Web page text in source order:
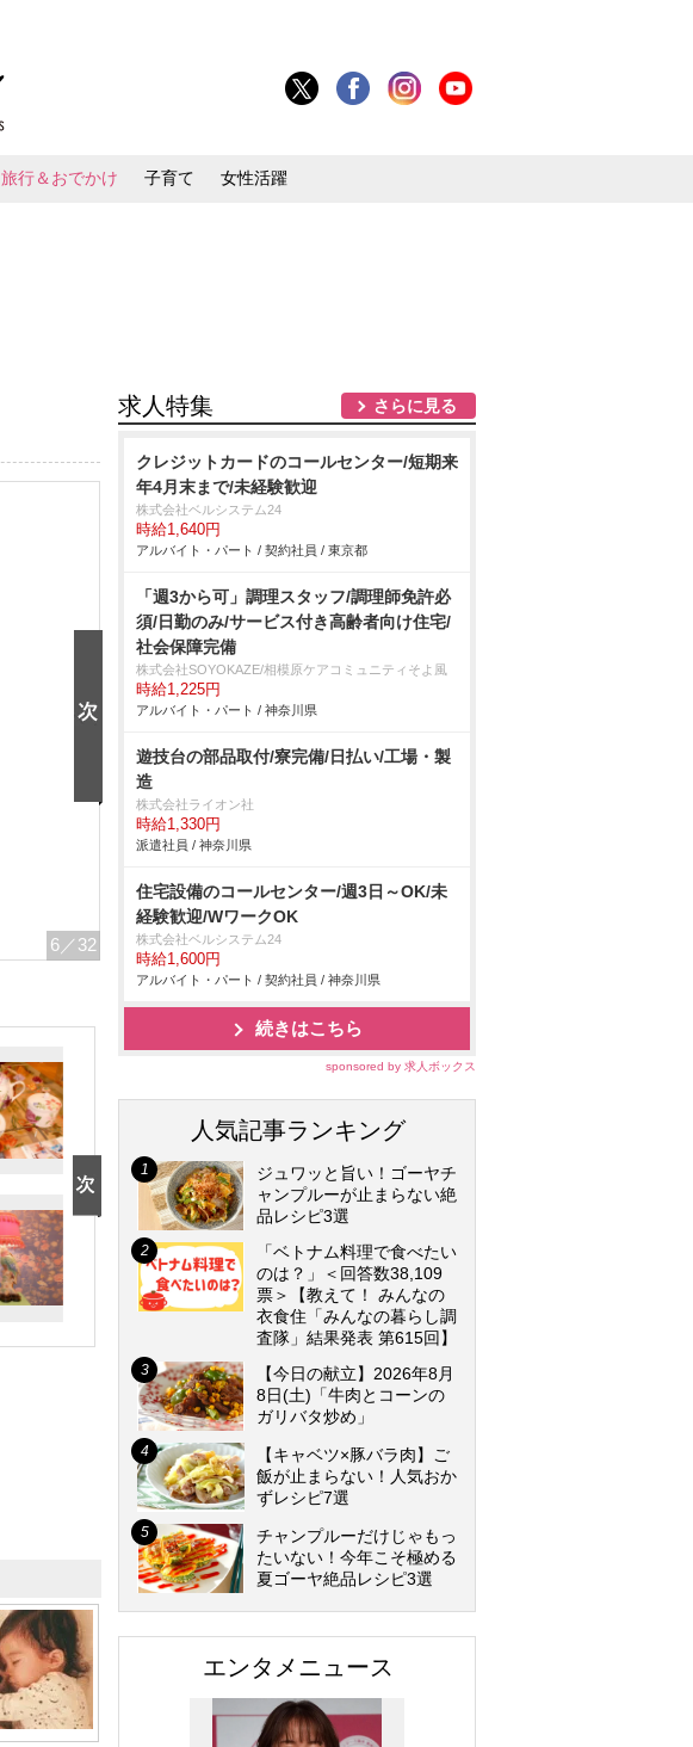
旅行＆おでかけ 子育て 女性活躍
6 ／32
求人特集 さらに見る
クレジットカードのコールセンター/短期来
年4月末まで/未経験歓迎
株式会社ベルシステム24
時給1,640円
アルバイト・パート / 契約社員 / 東京都
「週3から可」調理スタッフ/調理師免許必
須/日勤のみ/サービス付き高齢者向け住宅/
社会保障完備
株式会社SOYOKAZE/相模原ケアコミュニティそよ風
時給1,225円
アルバイト・パート / 神奈川県
遊技台の部品取付/寮完備/日払い/工場・製
造
株式会社ライオン社
時給1,330円
派遣社員 / 神奈川県
住宅設備のコールセンター/週3日～OK/未
経験歓迎/WワークOK
株式会社ベルシステム24
時給1,600円
アルバイト・パート / 契約社員 / 神奈川県
続きはこちら
sponsored by 求人ボックス
人気記事ランキング
ジュワッと旨い！ゴーヤチ
ャンプルーが止まらない絶
品レシピ3選
「ベトナム料理で食べたい
のは？」＜回答数38,109
票＞【教えて！ みんなの
衣食住「みんなの暮らし調
査隊」結果発表 第615回】
【今日の献立】2026年8月
8日(土)「牛肉とコーンの
ガリバタ炒め」
【キャベツ×豚バラ肉】ご
飯が止まらない！人気おか
ずレシピ7選
チャンプルーだけじゃもっ
たいない！今年こそ極める
夏ゴーヤ絶品レシピ3選
エンタメニュース